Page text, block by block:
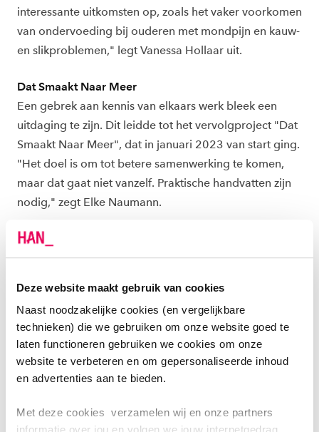
Deze website maakt gebruik van cookies
Naast noodzakelijke cookies (en vergelijkbare
technieken) die we gebruiken om onze website goed te
laten functioneren gebruiken we cookies om onze
website te verbeteren en om gepersonaliseerde inhoud
en advertenties aan te bieden.
Met deze cookies verzamelen wij en onze partners
interessante uitkomsten op, zoals het vaker voorkomen
van ondervoeding bij ouderen met mondpijn en kauw-
en slikproblemen," legt Vanessa Hollaar uit.
Dat Smaakt Naar Meer
Een gebrek aan kennis van elkaars werk bleek een
uitdaging te zijn. Dit leidde tot het vervolgproject "Dat
Smaakt Naar Meer", dat in januari 2023 van start ging.
"Het doel is om tot betere samenwerking te komen,
maar dat gaat niet vanzelf. Praktische handvatten zijn
nodig," zegt Elke Naumann.
Het project bracht zes duo's van diëtisten en
mondhygiënisten samen, verspreid over Nederland.
optimaliseren. "We hebben een klik en vinden onze
samenwerking waardevol," zegt mondhygiënist Tina
Baghani. Haar collega, diëtist Inge Cantatore, voegt
toe: "We hebben al een voorlichtingsavond in de wijk
georganiseerd en verwijzen patiënten naar elkaar
De eerste ervaringen tonen aan dat een nauwere